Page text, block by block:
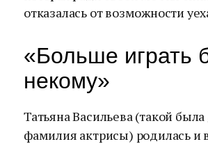
отказалась от возможности
«Больше играть
некому»
Татьяна Васильева (такой
фамилия актрисы) родилась и